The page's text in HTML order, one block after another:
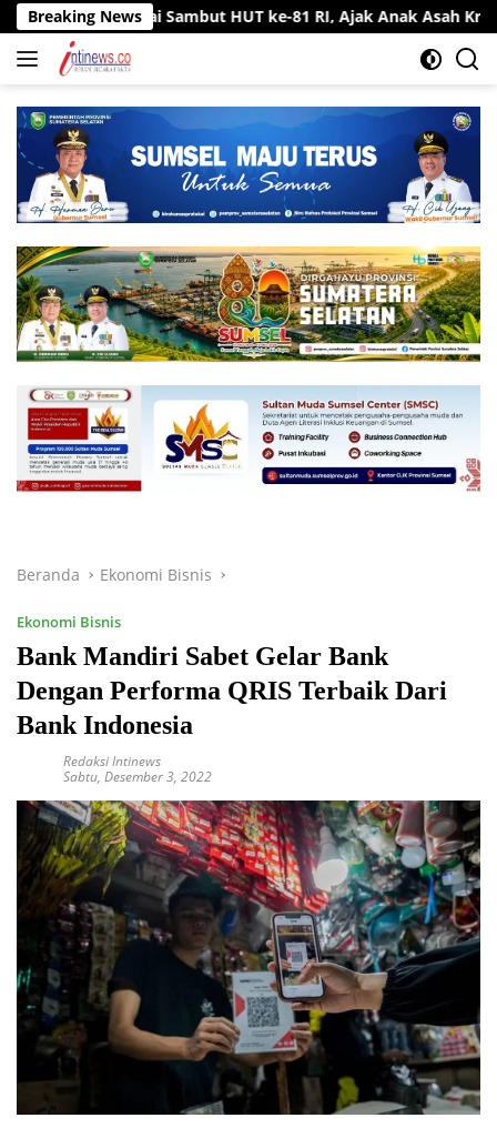
Langsung
ke
konten
Breaking News
Sambut HUT ke-81 RI, Ajak Anak Asah Kreativitas
Beranda Ekonomi Bisnis
Ekonomi Bisnis
Bank Mandiri Sabet Gelar Bank
Dengan Performa QRIS Terbaik Dari
Bank Indonesia
Redaksi Intinews
Sabtu, Desember 3, 2022